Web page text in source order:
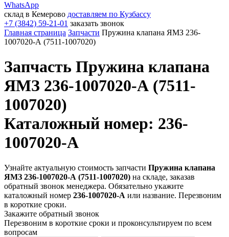
WhatsApp
склад в Кемерово доставляем по Кузбассу
+7 (3842) 59-21-01 заказать звонок
Главная страница Запчасти Пружина клапана ЯМЗ 236-
1007020-А (7511-1007020)
Запчасть Пружина клапана
ЯМЗ 236-1007020-А (7511-
1007020)
Каталожный номер: 236-
1007020-А
Узнайте актуальную стоимость запчасти Пружина клапана
ЯМЗ 236-1007020-А (7511-1007020) на складе, заказав
обратный звонок менеджера. Обязательно укажите
каталожный номер 236-1007020-А или название. Перезвоним
в короткие сроки.
Закажите обратный звонок
Перезвоним в короткие сроки и проконсультируем по всем
вопросам